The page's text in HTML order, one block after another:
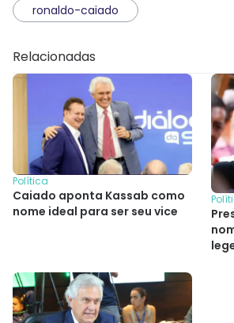
ronaldo-caiado
Relacionadas
Política
Caiado aponta Kassab como
nome ideal para ser seu vice